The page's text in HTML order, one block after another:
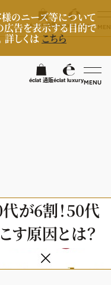
のニーズ等について
広告を表示する目的で
詳しくはこちら
éclat 通販éclat luxuryMENU検
éclat 通販éclat luxury
が6割！50代
す原因とは？